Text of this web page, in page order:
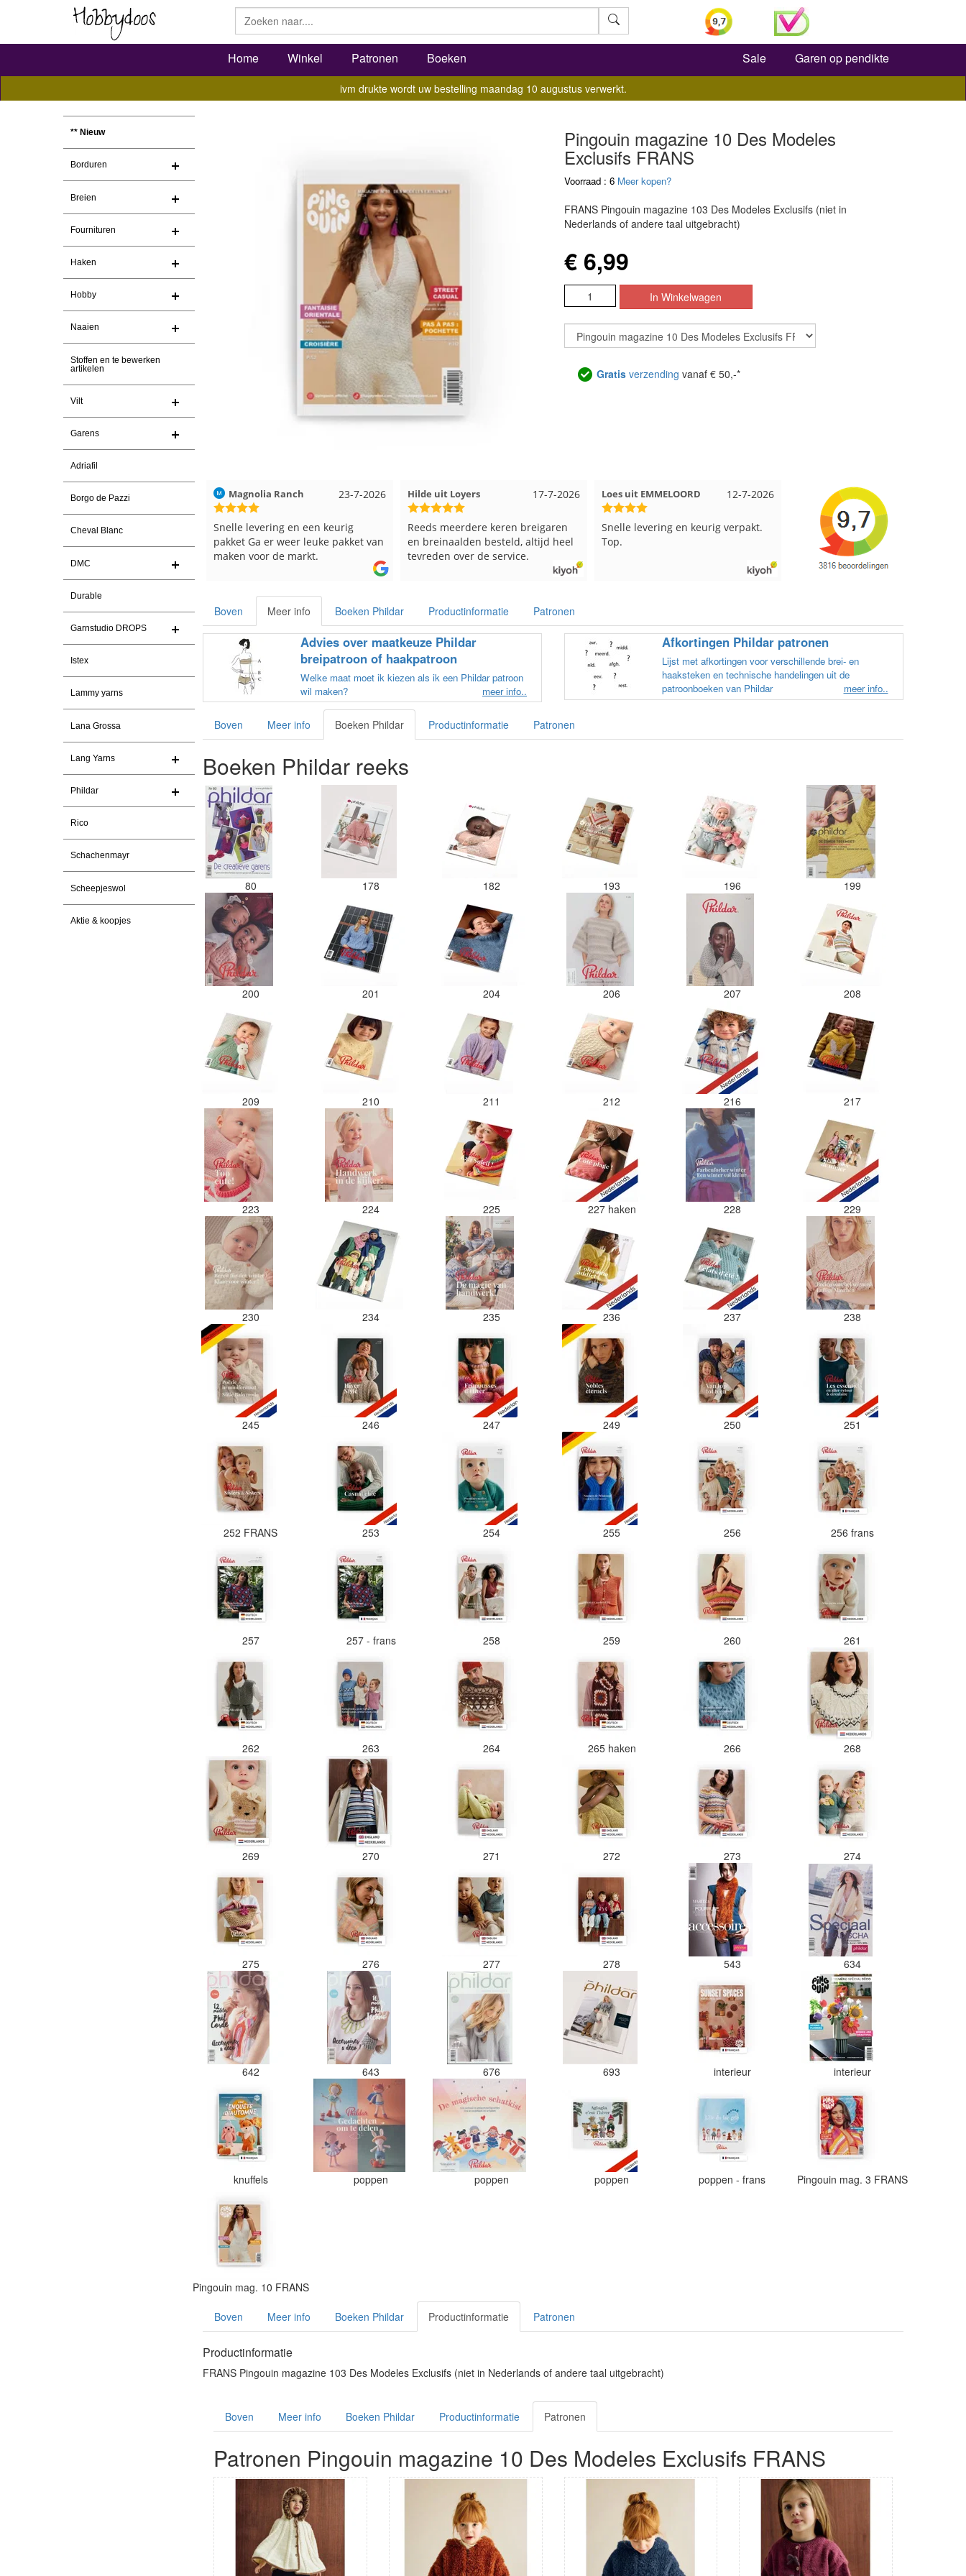
Zoeken
Home Winkel Patronen Boeken Sale Garen op pendikte
ivm drukte wordt uw bestelling maandag 10 augustus verwerkt.
** Nieuw
Borduren
Breien
Fournituren
Haken
Hobby
Naaien
Stoffen en te bewerken
artikelen
Vilt
Garens
Adriafil
Borgo de Pazzi
Cheval Blanc
DMC
Durable
Garnstudio DROPS
Istex
Lammy yarns
Lana Grossa
Lang Yarns
Phildar
Rico
Schachenmayr
Scheepjeswol
Aktie & koopjes
Pingouin magazine 10 Des Modeles
Exclusifs FRANS
Voorraad : 6 Meer kopen?
FRANS Pingouin magazine 103 Des Modeles Exclusifs (niet in
Nederlands of andere taal uitgebracht)
€ 6,99
Gratisverzending vanaf € 50,-*
Magnolia Ranch
Snelle levering en een keurig
17-7-2026
Hilde uit Loyers
Reeds meerdere keren breigaren
en breinaalden besteld, altijd heel
tevreden over de service.
12-7-2026
Loes uit EMMELOORD
Snelle levering en keurig verpakt.
Top.
12-7-2026
Nell uit Beuningen
Goed verpakt en snelgeleverd
Wendy uit Amsterdam
Ruime keus aan viltwol, mooie
kleuren en goede kwaliteit. Snel
verzonden. Enigste wat ik een
beetje jammer vind is dat alles los
een doos gestopt. Geen kleur
en de vezels waren in elkaar gaan
zitten. Moet nu zelf uitzoeken
welke kleurcode bij welke bol
Had ook 3x 50 gram zwart besteld
maar door de andere bollen zitten
jammer. Als ik nu wil nabestellen
gedaan. Misschien een tip om de
kleuren apart in te pakken met een
sticker welke kleur het is?
Desondanks zou ik deze shop zeker
wel aanbevelen wat betreft de
viltwol. Goede prijs/kwaliteit
verhouding.
Boven Meer info Boeken Phildar Productinformatie Patronen
Advies over maatkeuze Phildar
breipatroon of haakpatroon
Welke maat moet ik kiezen als ik een Phildar patroon
wil maken?
meer info..
Afkortingen Phildar patronen
Lijst met afkortingen voor verschillende brei- en
haaksteken en technische handelingen uit de
patroonboeken van Phildar
meer info..
Boven Meer info Boeken Phildar Productinformatie Patronen
Boeken Phildar reeks
80 178 182 193 196 199
200 201 204 206 207 208
209 210 211 212 216 217
223 224 225 227 haken 228 229
230 234 235 236 237 238
245 246 247 249 250 251
252 FRANS 253 254 255 256 256 frans
257 257 - frans 258 259 260 261
262 263 264 265 haken 266 268
269 270 271 272 273 274
275 276 277 278 543 634
642 643 676 693 interieur interieur
knuffels poppen poppen poppen poppen - frans Pingouin mag. 3 FRANS
Pingouin mag. 10 FRANS
Boven Meer info Boeken Phildar Productinformatie Patronen
Productinformatie
FRANS Pingouin magazine 103 Des Modeles Exclusifs (niet in Nederlands of andere taal uitgebracht)
Boven Meer info Boeken Phildar Productinformatie Patronen
Patronen Pingouin magazine 10 Des Modeles Exclusifs FRANS